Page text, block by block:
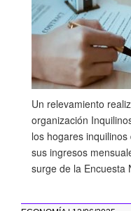
Un relevamiento
organización
los hogares
sus ingresos
surge de la Encuesta